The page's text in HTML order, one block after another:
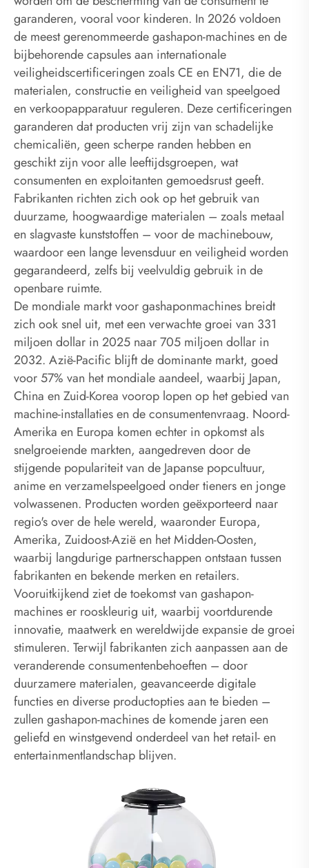
garanderen, vooral voor kinderen. In 2026 voldoen
de meest gerenommeerde gashapon-machines en de
bijbehorende capsules aan internationale
veiligheidscertificeringen zoals CE en EN71, die de
materialen, constructie en veiligheid van speelgoed
en verkoopapparatuur reguleren. Deze certificeringen
garanderen dat producten vrij zijn van schadelijke
chemicaliën, geen scherpe randen hebben en
geschikt zijn voor alle leeftijdsgroepen, wat
consumenten en exploitanten gemoedsrust geeft.
Fabrikanten richten zich ook op het gebruik van
duurzame, hoogwaardige materialen – zoals metaal
en slagvaste kunststoffen – voor de machinebouw,
waardoor een lange levensduur en veiligheid worden
gegarandeerd, zelfs bij veelvuldig gebruik in de
openbare ruimte.
De mondiale markt voor gashaponmachines breidt
zich ook snel uit, met een verwachte groei van 331
miljoen dollar in 2025 naar 705 miljoen dollar in
2032. Azië-Pacific blijft de dominante markt, goed
voor 57% van het mondiale aandeel, waarbij Japan,
China en Zuid-Korea voorop lopen op het gebied van
machine-installaties en de consumentenvraag. Noord-
Amerika en Europa komen echter in opkomst als
snelgroeiende markten, aangedreven door de
stijgende populariteit van de Japanse popcultuur,
anime en verzamelspeelgoed onder tieners en jonge
volwassenen. Producten worden geëxporteerd naar
regio's over de hele wereld, waaronder Europa,
Amerika, Zuidoost-Azië en het Midden-Oosten,
waarbij langdurige partnerschappen ontstaan ​​tussen
fabrikanten en bekende merken en retailers.
Vooruitkijkend ziet de toekomst van gashapon-
machines er rooskleurig uit, waarbij voortdurende
innovatie, maatwerk en wereldwijde expansie de groei
stimuleren. Terwijl fabrikanten zich aanpassen aan de
veranderende consumentenbehoeften – door
duurzamere materialen, geavanceerde digitale
functies en diverse productopties aan te bieden –
zullen gashapon-machines de komende jaren een
geliefd en winstgevend onderdeel van het retail- en
entertainmentlandschap blijven.